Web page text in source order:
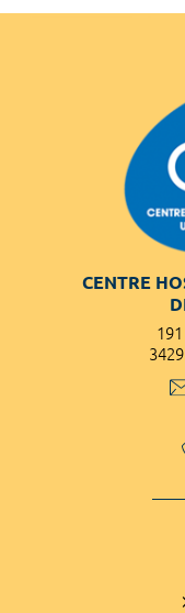
CENTRE